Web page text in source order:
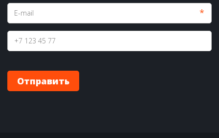
*
Отправить